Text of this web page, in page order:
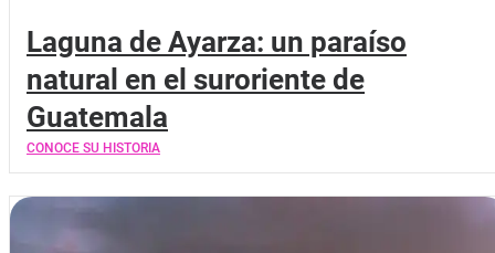
Laguna de Ayarza: un paraíso
natural en el suroriente de
Guatemala
CONOCE SU HISTORIA